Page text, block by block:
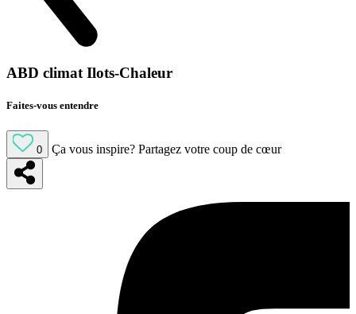
ABD climat Ilots-Chaleur
Faites-vous entendre
0 Ça vous inspire? Partagez votre coup de cœur